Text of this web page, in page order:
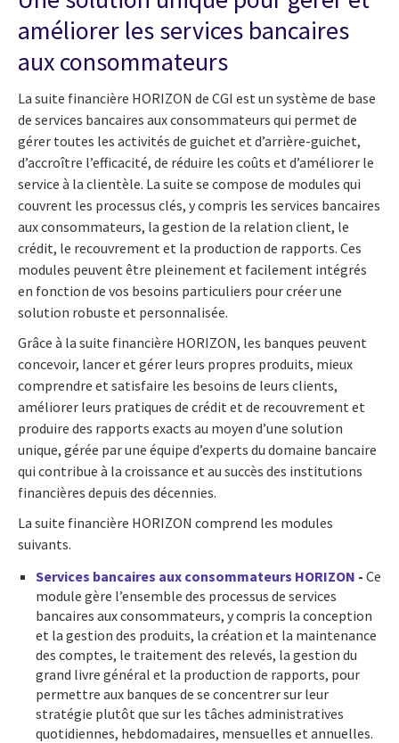
améliorer les services bancaires
aux consommateurs
La suite financière HORIZON de CGI est un système de base
de services bancaires aux consommateurs qui permet de
gérer toutes les activités de guichet et d’arrière-guichet,
d’accroître l’efficacité, de réduire les coûts et d’améliorer le
service à la clientèle. La suite se compose de modules qui
couvrent les processus clés, y compris les services bancaires
aux consommateurs, la gestion de la relation client, le
crédit, le recouvrement et la production de rapports. Ces
modules peuvent être pleinement et facilement intégrés
en fonction de vos besoins particuliers pour créer une
solution robuste et personnalisée.
Grâce à la suite financière HORIZON, les banques peuvent
concevoir, lancer et gérer leurs propres produits, mieux
comprendre et satisfaire les besoins de leurs clients,
améliorer leurs pratiques de crédit et de recouvrement et
produire des rapports exacts au moyen d’une solution
unique, gérée par une équipe d’experts du domaine bancaire
qui contribue à la croissance et au succès des institutions
financières depuis des décennies.
La suite financière HORIZON comprend les modules
suivants.
Services bancaires aux consommateurs HORIZON - Ce
module gère l’ensemble des processus de services
bancaires aux consommateurs, y compris la conception
et la gestion des produits, la création et la maintenance
des comptes, le traitement des relevés, la gestion du
grand livre général et la production de rapports, pour
permettre aux banques de se concentrer sur leur
stratégie plutôt que sur les tâches administratives
quotidiennes, hebdomadaires, mensuelles et annuelles.